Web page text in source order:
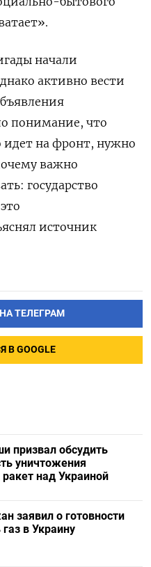
начали
активно вести
понимание, что
идет на фронт, нужно
важно
государство
источник
ТЕЛЕГРАМ
GOOGLE
призвал обсудить
уничтожения
ракет над Украиной
заявил о готовности
в Украину